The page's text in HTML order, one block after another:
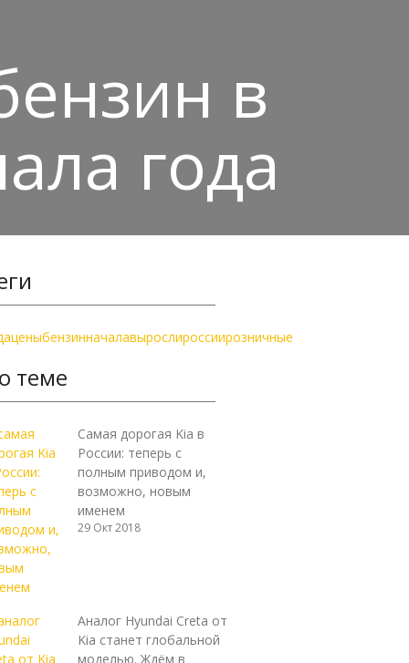
в
года
ценыбензинначалавырослироссиирозничные
теме
Самая дорогая Kia в
России: теперь с
полным приводом и,
возможно, новым
именем
29 Окт 2018
Аналог Hyundai Creta от
Kia станет глобальной
моделью. Ждём в